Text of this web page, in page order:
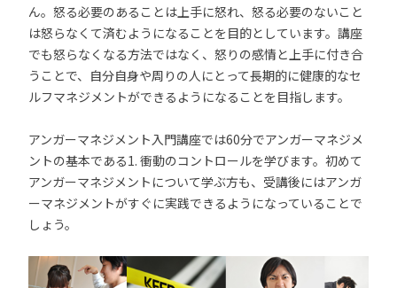
ん。怒る必要のあることは上手に怒れ、怒る必要のないこと
は怒らなくて済むようになることを目的としています。講座
でも怒らなくなる方法ではなく、怒りの感情と上手に付き合
うことで、自分自身や周りの人にとって長期的に健康的なセ
ルフマネジメントができるようになることを目指します。
アンガーマネジメント入門講座では60分でアンガーマネジメ
ントの基本である1. 衝動のコントロールを学びます。初めて
アンガーマネジメントについて学ぶ方も、受講後にはアンガ
ーマネジメントがすぐに実践できるようになっていることで
しょう。